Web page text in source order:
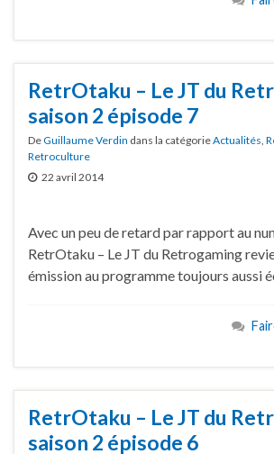
RetrOtaku – Le JT du
saison 2 épisode 7
DeGuillaume Verdin dans la catégorieActualités,
Retroculture
22 avril 2014
Avec un peu de retard par rapport au
RetrOtaku – Le JT du Retrogaming
émission au programme toujours aussi
RetrOtaku – Le JT du
saison 2 épisode 6